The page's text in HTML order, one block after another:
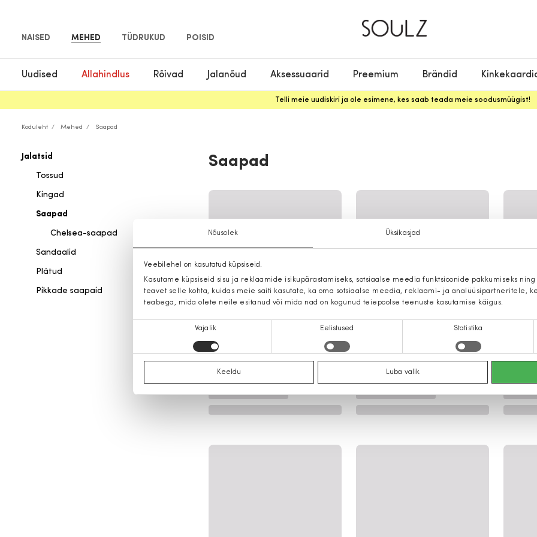
Nõusolek Üksikasjad
Veebilehel on kasutatud küpsiseid.
Kasutame küpsiseid sisu ja reklaamide isikupärastamiseks, sotsiaalse meedia funktsioonide pakkumiseks
teavet selle kohta, kuidas meie saiti kasutate, ka oma sotsiaalse meedia, reklaami- ja analüüsipartneritele,
teabega, mida olete neile esitanud või mida nad on kogunud teiepoolse teenuste kasutamise käigus.
Vajalik Eelistused Statistika
Keeldu Luba valik
NAISED MEHED TÜDRUKUD POISID
Uudised Allahindlus Rõivad Jalanõud Aksessuaarid Preemium Brändid
Telli meie uudiskiri ja ole esimene, kes saab teada meie soodusmüügist!
Koduleht Mehed Saapad
Jalatsid
Tossud
Kingad
Saapad
Chelsea-saapad
Sandaalid
Plätud
Pikkade saapaid
Saapad